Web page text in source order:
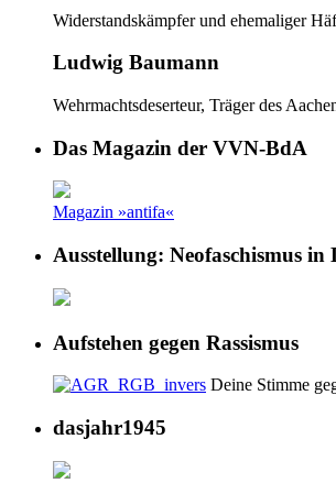
Widerstandskämpfer und ehemaliger
Ludwig Baumann
Wehrmachtsdeserteur, Träger des
Das Magazin der VVN-BdA
Magazin »antifa«
Ausstellung: Neofaschismus in
Aufstehen gegen Rassismus
Deine Stimme
dasjahr1945